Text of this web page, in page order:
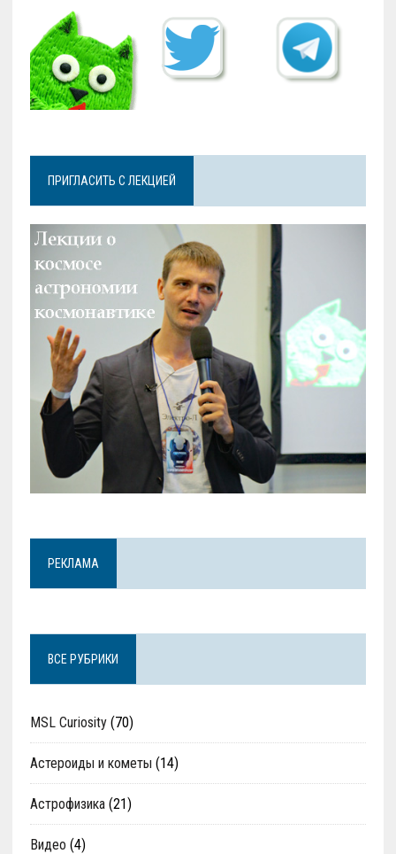
ПРИГЛАСИТЬ С ЛЕКЦИЕЙ
РЕКЛАМА
ВСЕ РУБРИКИ
MSL Curiosity(70)
Астероиды и кометы (14)
Астрофизика(21)
Видео (4)